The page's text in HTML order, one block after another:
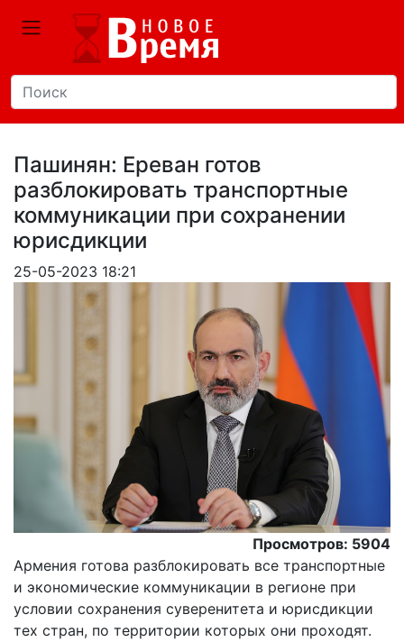
Пашинян: Ереван готов
разблокировать транспортные
коммуникации при сохранении
юрисдикции
25-05-2023 18:21
Просмотров: 5904
Армения готова разблокировать все транспортные
и экономические коммуникации в регионе при
условии сохранения суверенитета и юрисдикции
тех стран, по территории которых они проходят.